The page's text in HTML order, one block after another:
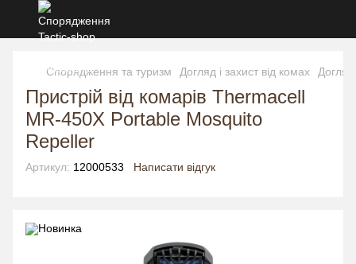
Спорядження та туризм Догляд і захист від комах
Пристрій від комарів Thermacell
MR-450X Portable Mosquito
Repeller
Артикул: 12000533 Написати відгук